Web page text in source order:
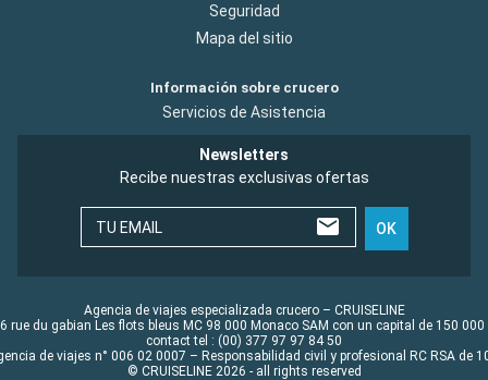
Seguridad
Mapa del sitio
Información sobre crucero
Servicios de Asistencia
Newsletters
Recibe nuestras exclusivas ofertas
TU EMAIL OK
Agencia de viajes especializada crucero – CRUISELINE
rue du gabian Les flots bleus MC 98 000 Monaco SAM con un capital de 150 000
contact tel : (00) 377 97 97 84 50
de viajes n° 006 02 0007 – Responsabilidad civil y profesional RC RSA de
© CRUISELINE 2026 - all rights reserved